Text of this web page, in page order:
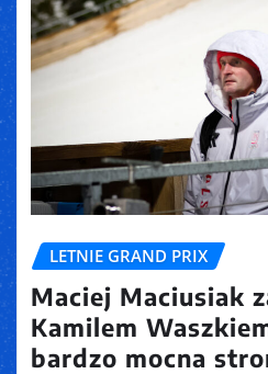
LETNIE GRAND PRIX
Maciej Maciusiak
Kamilem
bardzo mocna